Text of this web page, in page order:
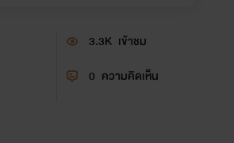
3.3K เข้าชม
0 ความคิดเห็น